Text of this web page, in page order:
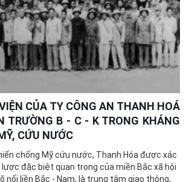
CỦA TY CÔNG AN THANH HOÁ
TRƯỜNG B - C - K TRONG KHÁNG
CỨU NƯỚC
chống Mỹ cứu nước, Thanh Hóa được xác
lược đặc biệt quan trọng của miền Bắc xã hội
nối liền Bắc - Nam, là trung tâm giao thông,
lực lượng cho các chiến trường, Thanh